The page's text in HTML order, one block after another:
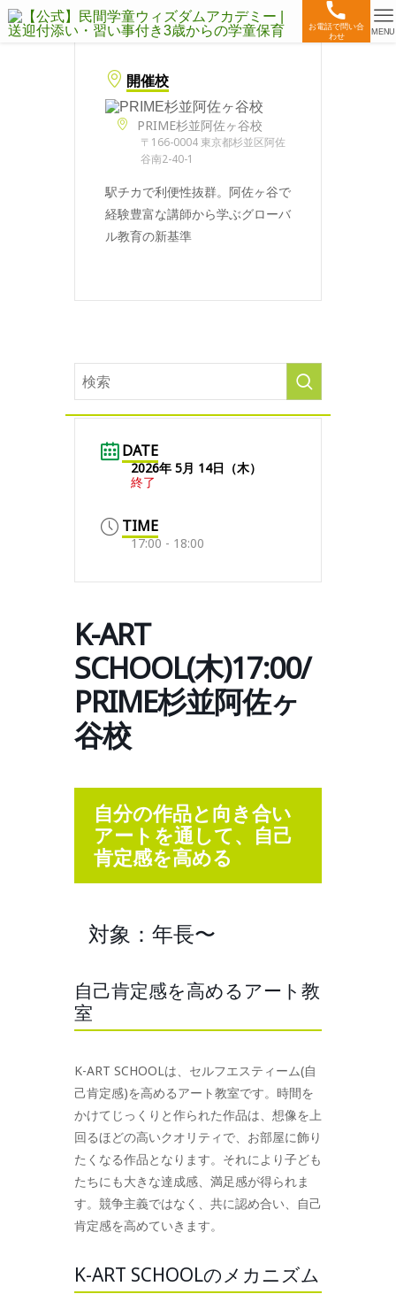
お電話で問い合
わせ
MENU
開催校
PRIME杉並阿佐ヶ谷校
〒166-0004 東京都杉並区阿佐
谷南2-40-1
駅チカで利便性抜群。阿佐ヶ谷で
経験豊富な講師から学ぶグローバ
ル教育の新基準
DATE
2026年 5月 14日（木）
終了
TIME
17:00 - 18:00
K-ART
SCHOOL(木)17:00/
PRIME杉並阿佐ヶ
谷校
自分の作品と向き合い
アートを通して、自己
肯定感を高める
対象：年長〜
自己肯定感を高めるアート教
室
K-ART SCHOOLは、セルフエスティーム(自
己肯定感)を高めるアート教室です。時間を
かけてじっくりと作られた作品は、想像を上
回るほどの高いクオリティで、お部屋に飾り
たくなる作品となります。それにより子ども
たちにも大きな達成感、満足感が得られま
す。競争主義ではなく、共に認め合い、自己
肯定感を高めていきます。
K-ART SCHOOLのメカニズム